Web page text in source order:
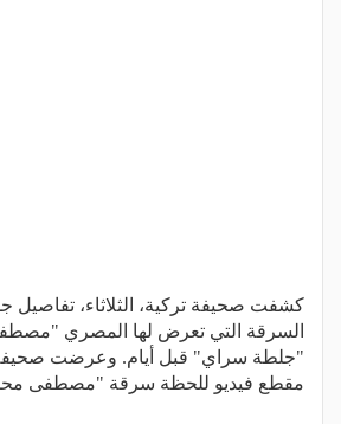
كشفت صحيفة تركية، الثلاثاء، تفاصيل
السرقة التي تعرض لها المصري
"جلطة سراي" قبل أيام. وعرضت صحيفة
مقطع فيديو للحظة سرقة "مصطفى